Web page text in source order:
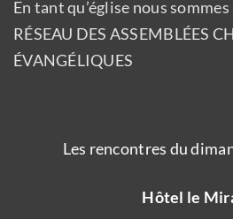
En tant qu’église nous
RÉSEAU DES ASSEMBLÉES
ÉVANGÉLIQUES
Les rencontres du
Hôtel le